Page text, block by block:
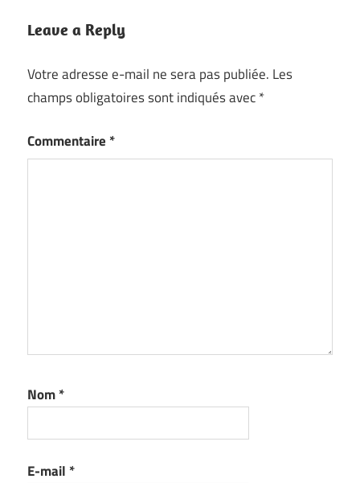
Leave a Reply
Votre adresse e-mail ne sera pas publiée. Les
champs obligatoires sont indiqués avec*
Commentaire *
Nom*
E-mail *